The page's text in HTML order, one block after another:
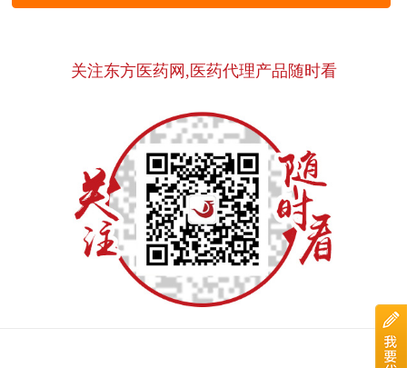
关注东方医药网,医药代理产品随时看